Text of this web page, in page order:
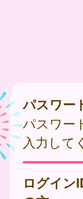
パスワー
パスワー
入力して
ログイン